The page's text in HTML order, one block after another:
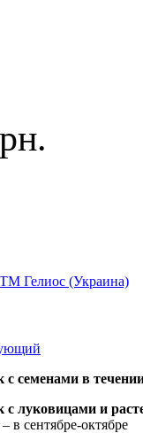
ТМ Гелиос (Украина)
семенами в
с луковицами и
в сентябре-октябре